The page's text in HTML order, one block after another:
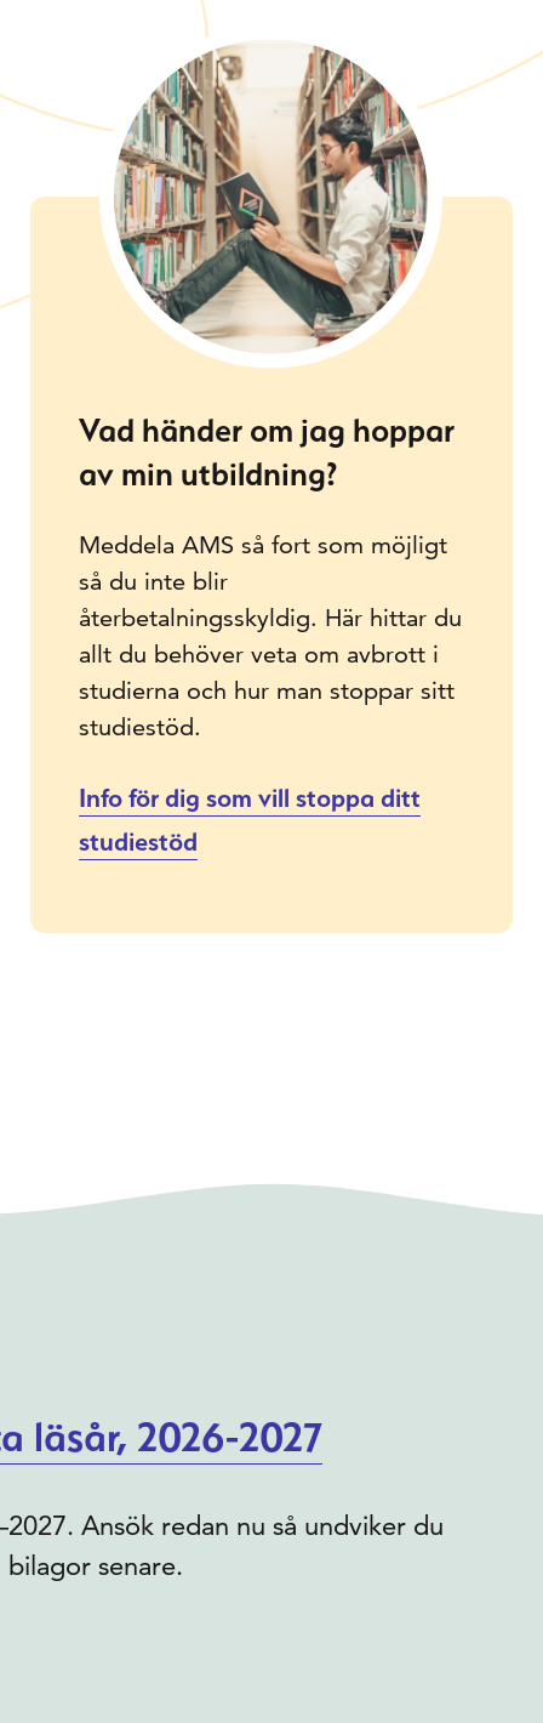
Vad händer om jag hoppar
av min utbildning?
Meddela AMS så fort som möjligt
så du inte blir
återbetalningsskyldig. Här hittar du
allt du behöver veta om avbrott i
studierna och hur man stoppar sitt
studiestöd.
Info för dig som vill stoppa ditt
studiestöd
läsår, 2026-2027
Ansök redan nu så undviker du
senare.